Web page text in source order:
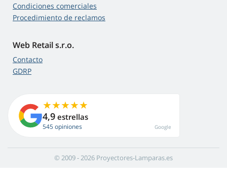
Condiciones comerciales
Procedimiento de reclamos
Web Retail s.r.o.
Contacto
GDRP
4,9 estrellas
545 opiniones Google
© 2009 - 2026 Proyectores-Lamparas.es